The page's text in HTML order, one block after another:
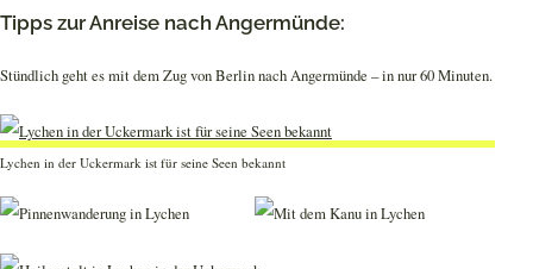
Tipps zur Anreise nach Angermünde:
Stündlich geht es mit dem Zug von Berlin nach Angermünde – in nur 60 Minuten.
Lychen in der Uckermark ist für seine Seen bekannt